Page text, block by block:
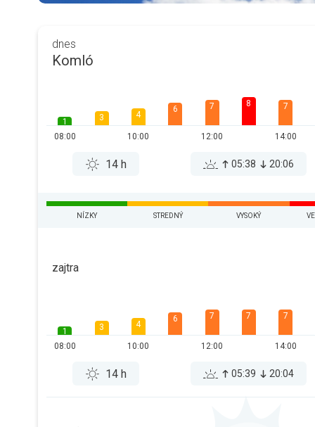
dnes
Komló
1
08:00
3 4
10:00
6 7
12:00
8 7
14:00
14 h 05:38 20:06
NÍZKY STREDNÝ VYSOKÝ
zajtra
1
08:00
3 4
10:00
6 7
12:00
7 7
14:00
14 h 05:39 20:04